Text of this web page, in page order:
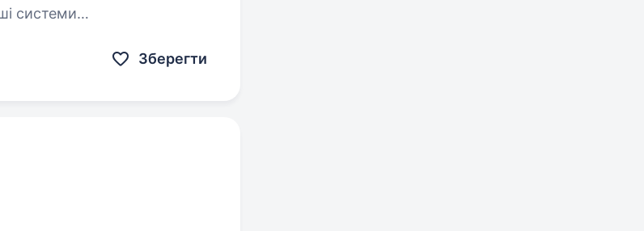
системи
Зберегти